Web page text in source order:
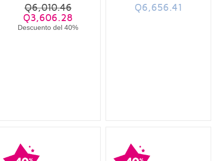
Q6,010.46
Q3,606.28
Descuento del 40%
Q6,656.41